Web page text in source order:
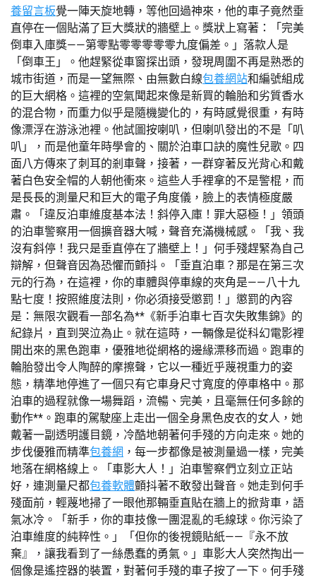
養留言板覺一陣天旋地轉，等他回過神來，他的車子竟然垂
直停在一個貼滿了巨大獎狀的牆壁上。獎狀上寫著：「完美
倒車入庫獎——第零點零零零零零九度偏差。」落款人是
「倒車王」。他趕緊從車窗探出頭，發現周圍不再是熟悉的
城市街道，而是一望無際、由無數白線包養網站和編號組成
的巨大網格。這裡的空氣聞起來像是新買的輪胎和劣質香水
的混合物，而重力似乎是隨機變化的，有時感覺很重，有時
像漂浮在游泳池裡。他試圖按喇叭，但喇叭發出的不是「叭
叭」，而是他童年時學會的、關於泊車口訣的魔性兒歌。四
面八方傳來了刺耳的剎車聲，接著，一群穿著反光背心和戴
著白色安全帽的人朝他衝來。這些人手裡拿的不是警棍，而
是長長的測量尺和巨大的電子角度儀，臉上的表情極度嚴
肅。「違反泊車維度基本法！斜停入庫！罪大惡極！」領頭
的泊車警察用一個擴音器大喊，聲音充滿機械感。「我、我
沒有斜停！我只是垂直停在了牆壁上！」何手殘趕緊為自己
辯解，但聲音因為恐懼而顫抖。「垂直泊車？那是在第三次
元的行為，在這裡，你的車體與停車線的夾角是——八十九
點七度！按照維度法則，你必須接受懲罰！」懲罰的內容
是：無限次觀看一部名為**《新手泊車七百次失敗集錦》的
紀錄片，直到哭泣為止。就在這時，一輛像是從科幻電影裡
開出來的黑色跑車，優雅地從網格的邊緣漂移而過。跑車的
輪胎發出令人陶醉的摩擦聲，它以一種近乎蔑視重力的姿
態，精準地停進了一個只有它車身尺寸寬度的停車格中。那
泊車的過程就像一場舞蹈，流暢、完美，且毫無任何多餘的
動作**。跑車的駕駛座上走出一個全身黑色皮衣的女人，她
戴著一副透明護目鏡，冷酷地朝著何手殘的方向走來。她的
步伐優雅而精準包養網 ，每一步都像是被測量過一樣，完美
地落在網格線上。「車影大人！」泊車警察們立刻立正站
好，連測量尺都包養軟體顫抖著不敢發出聲音。她走到何手
殘面前，輕蔑地掃了一眼他那輛垂直貼在牆上的掀背車，語
氣冰冷。「新手，你的車技像一團混亂的毛線球。你污染了
泊車維度的純粹性。」「但你的後視鏡貼紙——『永不放
棄』，讓我看到了一絲愚蠢的勇氣。」車影大人突然掏出一
個像是遙控器的裝置，對著何手殘的車子按了一下。何手殘